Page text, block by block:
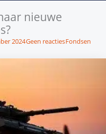
nieuwe
2024Geen reactiesFondsen